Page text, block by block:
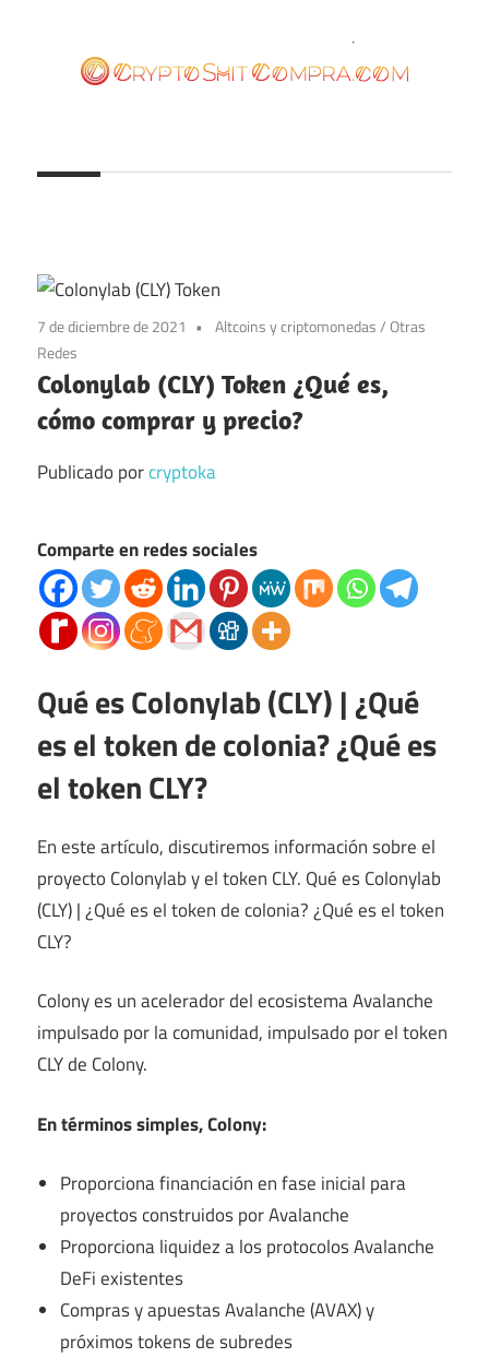
contenido
7 de diciembre de 2021 Altcoins y criptomonedas/Otras
Redes
Colonylab (CLY) Token ¿Qué es,
cómo comprar y precio?
Publicado porcryptoka
Comparte en redes sociales
Qué es Colonylab (CLY) | ¿Qué
es el token de colonia? ¿Qué es
el token CLY?
En este artículo, discutiremos información sobre el
proyecto Colonylab y el token CLY. Qué es Colonylab
(CLY) | ¿Qué es el token de colonia? ¿Qué es el token
CLY?
Colony es un acelerador del ecosistema Avalanche
impulsado por la comunidad, impulsado por el token
CLY de Colony.
En términos simples, Colony:
Proporciona financiación en fase inicial para
proyectos construidos por Avalanche
Proporciona liquidez a los protocolos Avalanche
DeFi existentes
Compras y apuestas Avalanche (AVAX) y
próximos tokens de subredes